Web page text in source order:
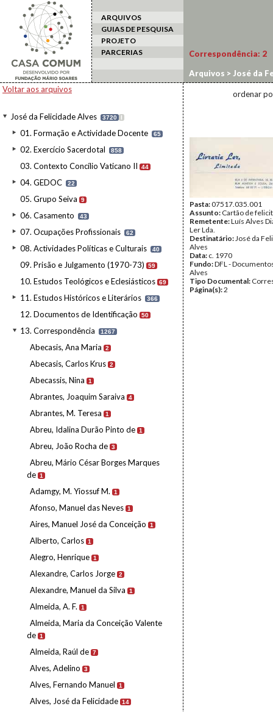
ARQUIVOS
GUIAS DE PESQUISA
PROJETO
PARCERIAS
Voltar aos arquivos
José da Felicidade Alves 3720 I
01. Formação e Actividade Docente 65
02. Exercício Sacerdotal 858
03. Contexto Concílio Vaticano II 44
04. GEDOC 22
05. Grupo Seiva 9
06. Casamento 43
07. Ocupações Profissionais 62
08. Actividades Políticas e Culturais 40
09. Prisão e Julgamento (1970-73) 59
10. Estudos Teológicos e Eclesiásticos 69
11. Estudos Históricos e Literários 366
12. Documentos de Identificação 50
13. Correspondência 1267
Abecasis, Ana Maria 2
Abecasis, Carlos Krus 2
Abecassis, Nina 1
Abrantes, Joaquim Saraiva 4
Abrantes, M. Teresa 1
Abreu, Idalina Durão Pinto de 1
Abreu, João Rocha de 3
Abreu, Mário César Borges Marques
de 1
Adamgy, M. Yiossuf M. 1
Afonso, Manuel das Neves 1
Aires, Manuel José da Conceição 1
Alberto, Carlos 1
Alegro, Henrique 1
Alexandre, Carlos Jorge 2
Alexandre, Manuel da Silva 1
Almeida, A. F. 1
Almeida, Maria da Conceição Valente
de 1
Almeida, Raúl de 7
Alves, Adelino 3
Alves, Fernando Manuel 1
Alves, José da Felicidade 14
Correspondência: 2
Arquivos > José da
ordenar
Pasta:07517.035.001
Assunto: Cartão de
Remetente:Luís Alves
Ler Lda.
Destinatário:José da
Alves
Data: c. 1970
Fundo:DFL -
Alves
Tipo Documental:
Página(s):2